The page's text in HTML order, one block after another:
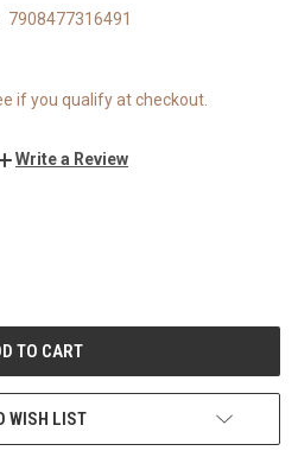
7908477316491
if you qualify at checkout.
Write a Review
WISH LIST